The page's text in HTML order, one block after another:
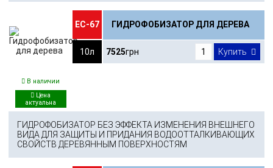
В наличии
ЕС-67 ГИДРОФОБИЗАТОР ДЛЯ ДЕРЕВА
10л 7525грн Купить
ГИДРОФОБИЗАТОР БЕЗ ЭФФЕКТА ИЗМЕНЕНИЯ ВНЕШНЕГО
ВИДА ДЛЯ ЗАЩИТЫ И ПРИДАНИЯ ВОДООТТАЛКИВАЮЩИХ
СВОЙСТВ ДЕРЕВЯННЫМ ПОВЕРХНОСТЯМ